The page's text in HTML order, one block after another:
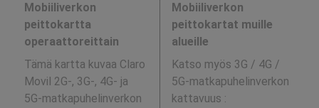
Mobiiliverkon
peittokartta
operaattoreittain
Tämä kartta kuvaa Claro
Movil 2G-, 3G-, 4G- ja
5G-matkapuhelinverkon
Mobiiliverkon
peittokartat muille
alueille
Katso myös 3G / 4G /
5G-matkapuhelinverkon
kattavuus :